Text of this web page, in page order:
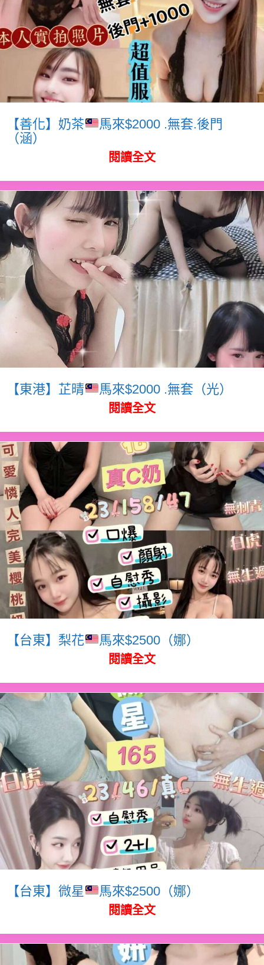
【善化】奶茶
馬來$2000 .無套.後門
（涵）
閱讀全文
【東港】芷晴 馬來$2000 .無套（光）
閱讀全文
【台東】梨花 馬來$2500（娜）
閱讀全文
【台東】微星 馬來$2500（娜）
閱讀全文